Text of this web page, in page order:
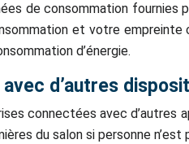
de consommation fournies
et votre
d’énergie.
avec d’autres
connectées avec d’autres
du salon si personne